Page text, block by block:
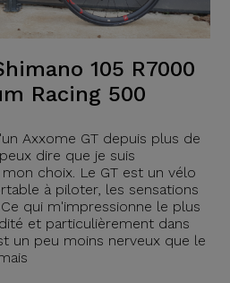
105 R7000
Racing 500
Axxome GT depuis plus de
dire que je suis
choix. Le GT est un vélo
à piloter, les sensations
qui m'impressionne le plus
et particulièrement dans
un peu moins nerveux que le